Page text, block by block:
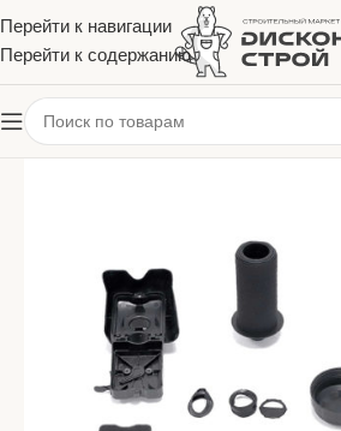
Перейти к навигации
Перейти к содержанию